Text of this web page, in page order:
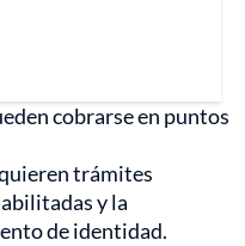
cobrarse en puntos
trámites
y la
de identidad.